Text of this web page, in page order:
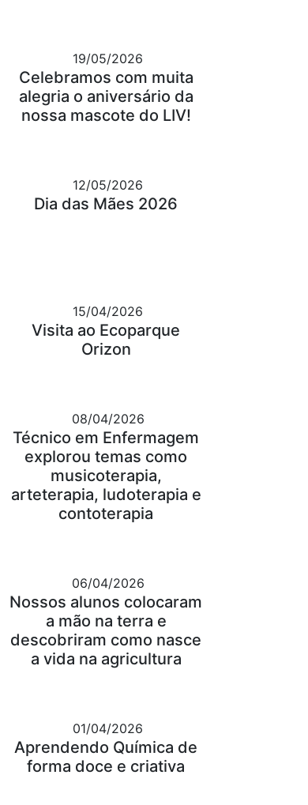
19/05/2026
Celebramos com muita
alegria o aniversário da
nossa mascote do LIV!
12/05/2026
Dia das Mães 2026
15/04/2026
Visita ao Ecoparque
Orizon
08/04/2026
Técnico em Enfermagem
explorou temas como
musicoterapia,
arteterapia, ludoterapia e
contoterapia
06/04/2026
Nossos alunos colocaram
a mão na terra e
descobriram como nasce
a vida na agricultura
01/04/2026
Aprendendo Química de
forma doce e criativa